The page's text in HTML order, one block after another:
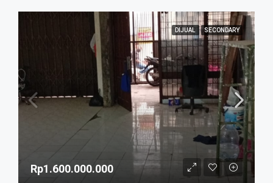
DIJUAL SECONDARY
Rp1.600.000.000